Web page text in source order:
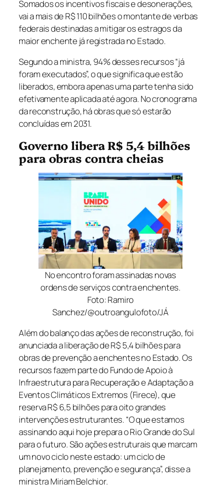
Somados os incentivos fiscais e desonerações,
vai a mais de R$ 110 bilhões o montante de verbas
federais destinadas a mitigar os estragos da
maior enchente já registrada no Estado.
Segundo a ministra, 94% desses recursos “já
foram executados”, o que significa que estão
liberados, embora apenas uma parte tenha sido
efetivamente aplicada até agora. No cronograma
da reconstrução, há obras que só estarão
concluídas em 2031.
Governo libera R$ 5,4 bilhões
para obras contra cheias
No encontro foram assinadas novas
ordens de serviços contra enchentes.
Foto: Ramiro
Sanchez/@outroangulofoto/JÁ
Além do balanço das ações de reconstrução, foi
anunciada a liberação de R$ 5,4 bilhões para
obras de prevenção a enchentes no Estado. Os
recursos fazem parte do Fundo de Apoio à
Infraestrutura para Recuperação e Adaptação a
Eventos Climáticos Extremos (Firece), que
reserva R$ 6,5 bilhões para oito grandes
intervenções estruturantes. “O que estamos
assinando aqui hoje prepara o Rio Grande do Sul
para o futuro. São ações estruturais que marcam
um novo ciclo neste estado: um ciclo de
planejamento, prevenção e segurança”, disse a
ministra Miriam Belchior.